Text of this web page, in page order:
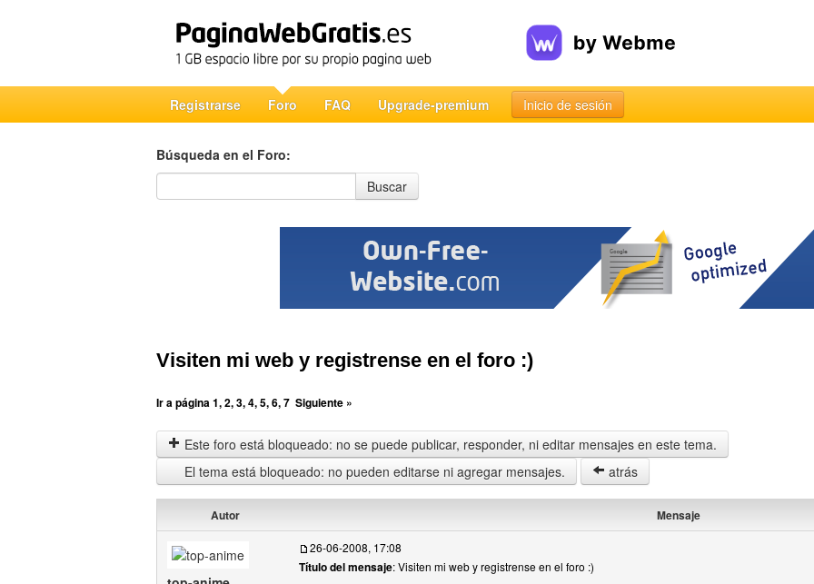
Registrarse Foro FAQ Upgrade-premium Inicio de sesión
Búsqueda en el Foro:
Búsqueda en el Foro
Buscar
Visiten mi web y registrense en el foro :)
Ir a página1,2,3,4,5,6,7 Siguiente »
Este foro está bloqueado: no se puede publicar, responder, ni editar mensajes en este tema.
El tema está bloqueado: no pueden editarse ni agregar mensajes.
atrás
Autor Mensaje
26-06-2008, 17:08
Título del mensaje: Visiten mi web y registrense en el foro :)